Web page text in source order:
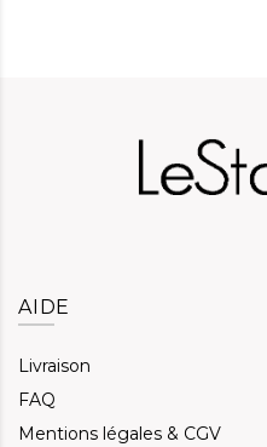
AIDE
Livraison
FAQ
Mentions légales & CGV